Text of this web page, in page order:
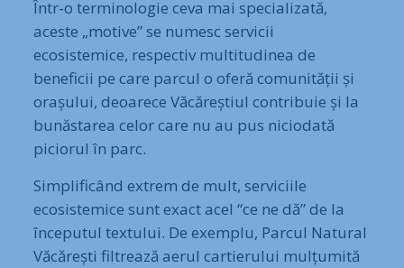
Într-o terminologie ceva mai specializată,
aceste „motive” se numesc servicii
ecosistemice, respectiv multitudinea de
beneficii pe care parcul o oferă comunității și
orașului, deoarece Văcăreștiul contribuie și la
bunăstarea celor care nu au pus niciodată
piciorul în parc.
Simplificând extrem de mult, serviciile
ecosistemice sunt exact acel “ce ne dă” de la
începutul textului. De exemplu, Parcul Natural
Văcărești filtrează aerul cartierului mulțumită